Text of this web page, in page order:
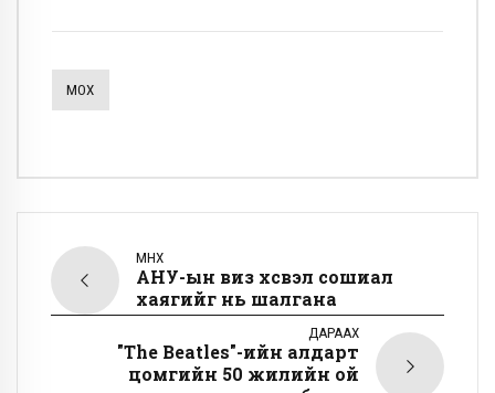
МҮОХ
ӨМНӨХ
АНУ-ын виз хүсвэл сошиал
хаягийг нь шалгана
ДАРААХ
"The Beatles"-ийн алдарт
цомгийн 50 жилийн ой